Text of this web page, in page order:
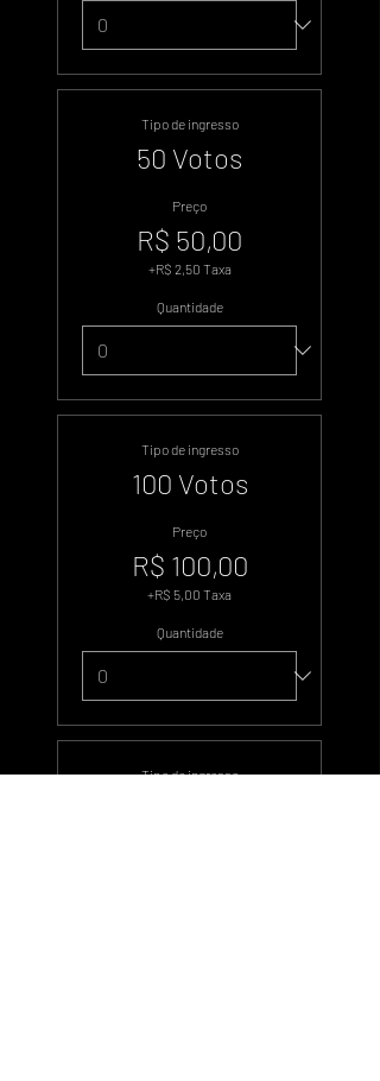
Tipo de ingresso
50 Votos
Preço
R$ 50,00
+R$ 2,50 Taxa
Quantidade
Tipo de ingresso
100 Votos
Preço
R$ 100,00
+R$ 5,00 Taxa
Quantidade
Tipo de ingresso